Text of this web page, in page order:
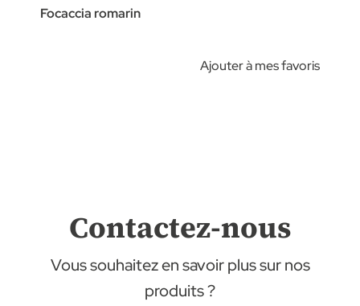
Focaccia romarin
Ajouter à mes favoris
Contactez-nous
Vous souhaitez en savoir plus sur nos
produits ?